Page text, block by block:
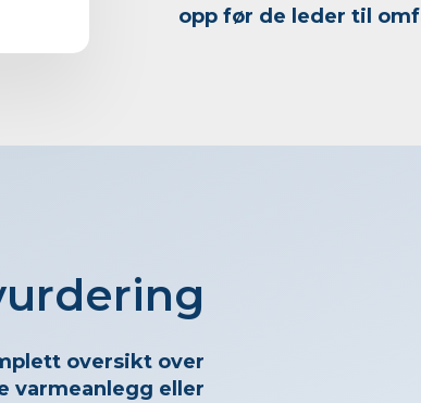
opp før de leder til
oversikt over
varmeanlegg eller